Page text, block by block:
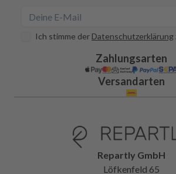
Ich stimme der Datenschutzerklärung
Zahlungsarten
Versandarten
Repartly GmbH
Löfkenfeld 65